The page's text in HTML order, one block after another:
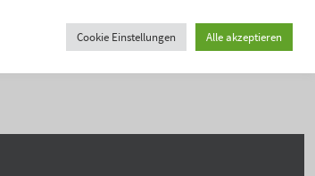
Cookie Einstellungen Alle akzeptieren